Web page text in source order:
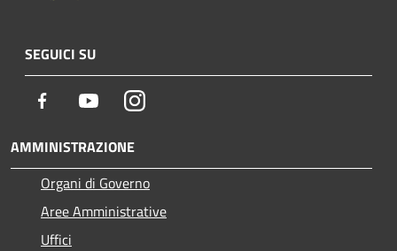
SEGUICI SU
Facebook YoutubeInstagram
AMMINISTRAZIONE
Organi di Governo
Aree Amministrative
Uffici